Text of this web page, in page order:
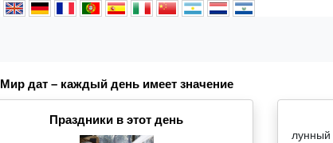
Мир дат – каждый день имеет значение
Праздники в этот день
лунный